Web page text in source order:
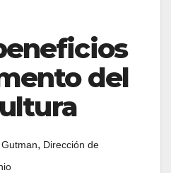
del
, Dirección de